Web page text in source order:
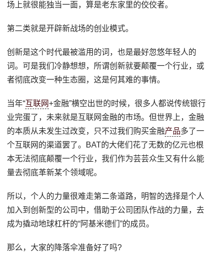
场上就很能独当一面，算是老东家里的佼佼者。
第二类就是开辟新战场的创业模式。
创新是这个时代最被滥用的词，也是最好忽悠年轻人的
词。可是我们冷静想想，所谓创新就要颠覆一个行业，或
者彻底改变一种生态圈，这是何其难的事情。
当年“互联网+金融”横空出世的时候，很多人都说传统银行
业完蛋了，未来就是互联网金融的市场。但世界上，金融
的本质从未发生过改变，只不过我们购买金融产品多了一
个互联网的渠道罢了。BAT的大佬们花了无数的亿元也根
本无法彻底颠覆一个行业，我们作为芸芸众生又有什么能
量去彻底革新某个领域呢。
所以，个人的力量很难走第二条道路，明智的选择是个人
加入到创新型的公司中，借助于公司团队作战的力量，去
成为撬动地球杠杆的“阿基米德们”的成员。
那么，大家的降落伞准备好了吗?